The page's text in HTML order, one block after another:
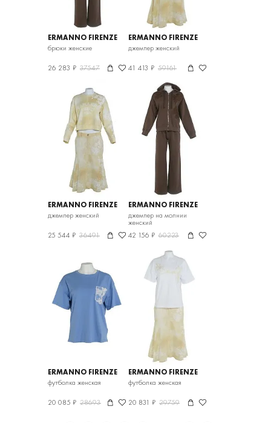
ERMANNO FIRENZE
брюки женские
26 283 ₽ 37547
ERMANNO FIRENZE
джемпер женский
41 413 ₽ 59161
ERMANNO FIRENZE
джемпер женский
25 544 ₽ 36491
ERMANNO FIRENZE
джемпер на молнии
женский
42 156 ₽ 60223
ERMANNO FIRENZE
футболка женская
20 085 ₽ 28693
ERMANNO FIRENZE
футболка женская
20 831 ₽ 29759